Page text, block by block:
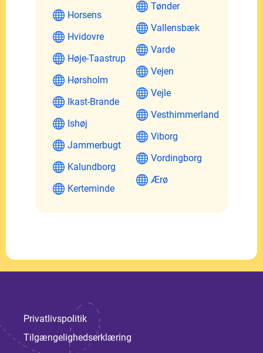
Horsens
Hvidovre
Høje-Taastrup
Hørsholm
Ikast-Brande
Ishøj
Jammerbugt
Kalundborg
Kerteminde
Tønder
Vallensbæk
Varde
Vejen
Vejle
Vesthimmerland
Viborg
Vordingborg
Ærø
Privatlivspolitik
Tilgængelighedserklæring